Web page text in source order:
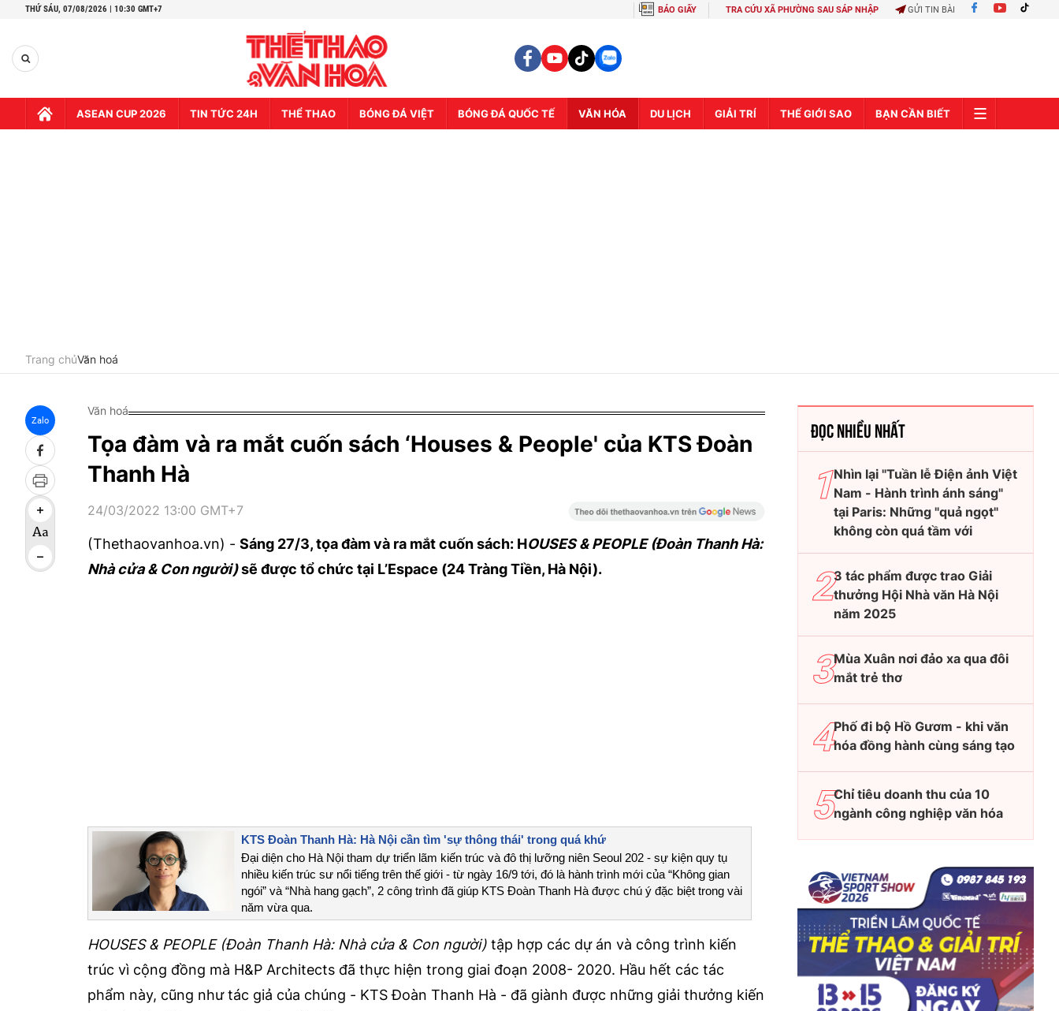
THỨ SÁU, 07/08/2026 | 10:30 GMT+7 BÁO GIẤY TRA CỨU XÃ PHƯỜNG SAU SÁP NHẬP GỬI TIN BÀI
ASEAN CUP 2026 TIN TỨC 24H THỂ THAO BÓNG ĐÁ VIỆT BÓNG ĐÁ QUỐC TẾ VĂN HÓA DU LỊCH GIẢI TRÍ THẾ GIỚI SAO BẠN CẦN BIẾT
Trang chủVăn hoá
Zalo
Văn hoá
Tọa đàm và ra mắt cuốn sách ‘Houses & People' của KTS Đoàn
Thanh Hà
24/03/2022 13:00 GMT+7
(Thethaovanhoa.vn) - Sáng 27/3, tọa đàm và ra mắt cuốn sách: HOUSES & PEOPLE (Đoàn Thanh Hà:
Nhà cửa & Con người)sẽ được tổ chức tại L’Espace (24 Tràng Tiền, Hà Nội).
KTS Đoàn Thanh Hà: Hà Nội cần tìm 'sự thông thái' trong quá khứ
Đại diện cho Hà Nội tham dự triển lãm kiến trúc và đô thị lưỡng niên Seoul 202 - sự kiện quy tụ
nhiều kiến trúc sư nổi tiếng trên thế giới - từ ngày 16/9 tới, đó là hành trình mới của “Không gian
ngói” và “Nhà hang gạch”, 2 công trình đã giúp KTS Đoàn Thanh Hà được chú ý đặc biệt trong vài
năm vừa qua.
HOUSES & PEOPLE (Đoàn Thanh Hà: Nhà cửa & Con người) tập hợp các dự án và công trình kiến
trúc vì cộng đồng mà H&P Architects đã thực hiện trong giai đoạn 2008- 2020. Hầu hết các tác
phẩm này, cũng như tác giả của chúng - KTS Đoàn Thanh Hà - đã giành được những giải thưởng kiến
ĐỌC NHIỀU NHẤT
Nhìn lại "Tuần lễ Điện ảnh Việt
Nam - Hành trình ánh sáng"
tại Paris: Những "quả ngọt"
không còn quá tầm với
3 tác phẩm được trao Giải
thưởng Hội Nhà văn Hà Nội
năm 2025
Mùa Xuân nơi đảo xa qua đôi
mắt trẻ thơ
Phố đi bộ Hồ Gươm - khi văn
hóa đồng hành cùng sáng tạo
Chỉ tiêu doanh thu của 10
ngành công nghiệp văn hóa